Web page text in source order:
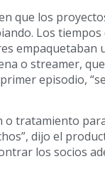
que los
Los tiempos
empaquetaban
​​o streamer,
episodio,
o tratamiento
dijo el
los socios